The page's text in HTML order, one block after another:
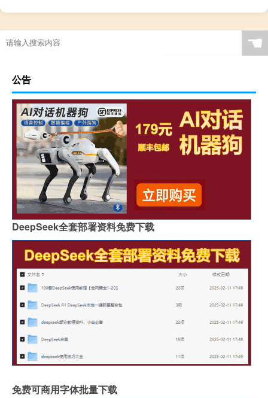
☚
公告
DeepSeek全套部署资料免费下载
免费可商用字体批量下载